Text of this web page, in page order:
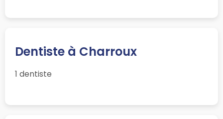
Dentiste à Charroux
1 dentiste